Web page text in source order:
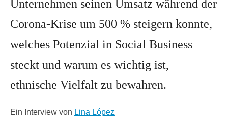
Unternehmen seinen Umsatz während der
Corona-Krise um 500 % steigern konnte,
welches Potenzial in Social Business
steckt und warum es wichtig ist,
ethnische Vielfalt zu bewahren.
Ein Interview von Lina López